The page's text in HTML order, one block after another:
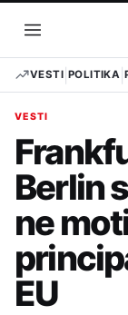
sadržaj
Otvori
meni
VESTI POLITIKA
VESTI
Berlin
ne
EU